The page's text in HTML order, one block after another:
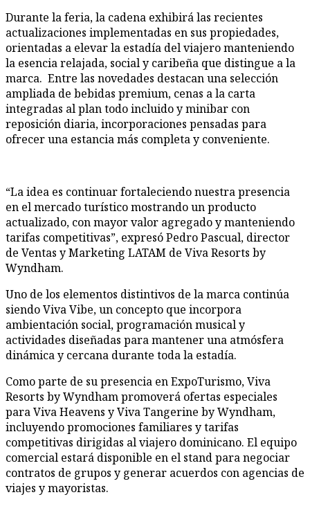
Durante la feria, la cadena exhibirá las recientes
actualizaciones implementadas en sus propiedades,
orientadas a elevar la estadía del viajero manteniendo
la esencia relajada, social y caribeña que distingue a la
marca. Entre las novedades destacan una selección
ampliada de bebidas premium, cenas a la carta
integradas al plan todo incluido y minibar con
reposición diaria, incorporaciones pensadas para
ofrecer una estancia más completa y conveniente.
“La idea es continuar fortaleciendo nuestra presencia
en el mercado turístico mostrando un producto
actualizado, con mayor valor agregado y manteniendo
tarifas competitivas”, expresó Pedro Pascual, director
de Ventas y Marketing LATAM de Viva Resorts by
Wyndham.
Uno de los elementos distintivos de la marca continúa
siendo Viva Vibe, un concepto que incorpora
ambientación social, programación musical y
actividades diseñadas para mantener una atmósfera
dinámica y cercana durante toda la estadía.
Como parte de su presencia en ExpoTurismo, Viva
Resorts by Wyndham promoverá ofertas especiales
para Viva Heavens y Viva Tangerine by Wyndham,
incluyendo promociones familiares y tarifas
competitivas dirigidas al viajero dominicano. El equipo
comercial estará disponible en el stand para negociar
contratos de grupos y generar acuerdos con agencias de
viajes y mayoristas.